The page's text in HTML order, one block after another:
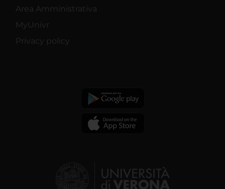
Area Amministrativa
MyUnivr
Privacy policy